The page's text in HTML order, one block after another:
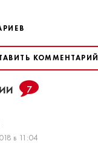
КОММЕНТАРИЙ
7
в 11:04